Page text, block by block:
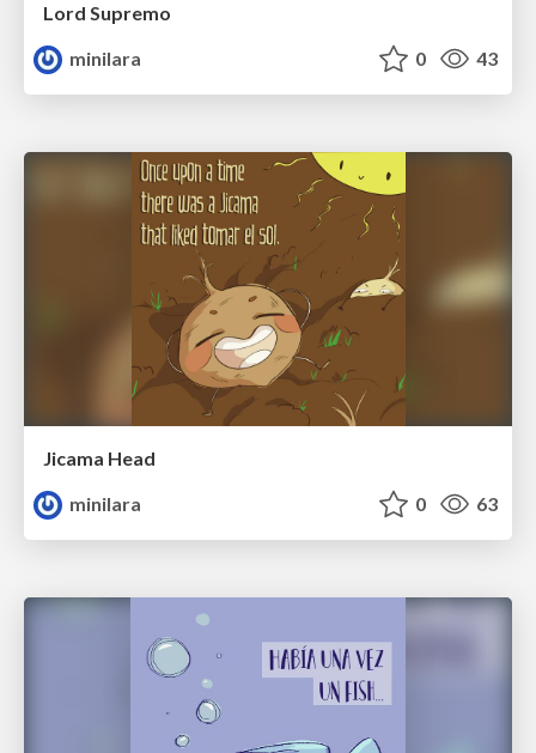
Lord Supremo
minilara
0 43
Jicama Head
minilara
0 63